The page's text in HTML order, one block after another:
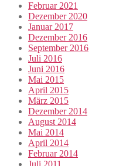
Februar 2021
Dezember 2020
Januar 2017
Dezember 2016
September 2016
Juli 2016
Juni 2016
Mai 2015
April 2015
März 2015
Dezember 2014
August 2014
Mai 2014
April 2014
Februar 2014
Juli 2011